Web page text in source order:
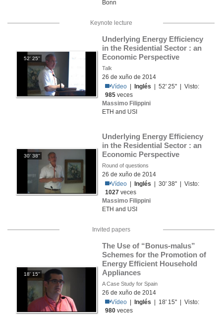
Bonn
Keynote lecture
52' 25''
Underlying Energy Efficiency
in the Residential Sector : an
Economic Perspective
Talk
26 de xuño de 2014
Vídeo
Inglés | 52' 25'' | Visto:
985 veces
Massimo Filippini
ETH and USI
30' 38''
Underlying Energy Efficiency
in the Residential Sector : an
Economic Perspective
Round of questions
26 de xuño de 2014
Vídeo
Inglés | 30' 38'' | Visto:
1027 veces
Massimo Filippini
ETH and USI
Invited papers
18' 15''
The Use of “Bonus-malus”
Schemes for the Promotion of
Energy Efficient Household
Appliances
A Case Study for Spain
26 de xuño de 2014
Vídeo
Inglés | 18' 15'' | Visto:
980 veces